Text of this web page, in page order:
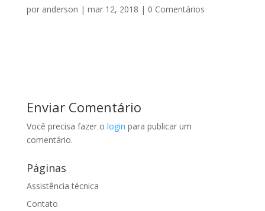
por anderson | mar 12, 2018 | 0 Comentários
Enviar Comentário
Você precisa fazer o login para publicar um
comentário.
Páginas
Assistência técnica
Contato